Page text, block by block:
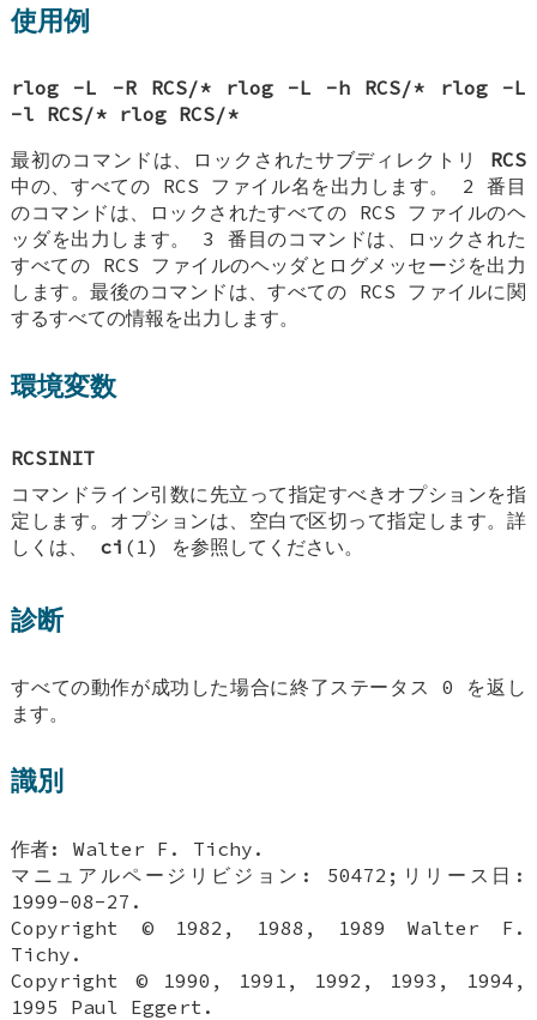
使用例
rlog -L -R RCS/* rlog -L -h RCS/*
rlog -L
-l RCS/* rlog RCS/*
最初のコマンドは、ロックされたサブディレクトリ RCS
中の、すべての RCS ファイル名を出力します。 2 番目
のコマンドは、ロックされたすべての RCS ファイルのヘ
ッダを出力します。 3 番目のコマンドは、ロックされた
すべての RCS ファイルのヘッダとログメッセージを出力
します。最後のコマンドは、すべての RCS ファイルに関
するすべての情報を出力します。
環境変数
RCSINIT
コマンドライン引数に先立って指定すべきオプションを指
定します。オプションは、空白で区切って指定します。詳
しくは、 ci (1) を参照してください。
診断
すべての動作が成功した場合に終了ステータス 0 を返し
ます。
識別
作者: Walter F. Tichy.
マニュアルページリビジョン: 50472;リリース日:
1999-08-27.
Copyright © 1982, 1988, 1989 Walter F.
Tichy.
Copyright © 1990, 1991, 1992, 1993, 1994,
1995 Paul Eggert.